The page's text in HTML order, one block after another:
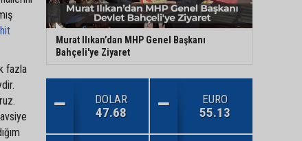
fazla
Murat Ilıkan’dan MHP Genel Başkanı
Bahçeli'ye Ziyaret
DOLAR
47.68
EURO
55.13